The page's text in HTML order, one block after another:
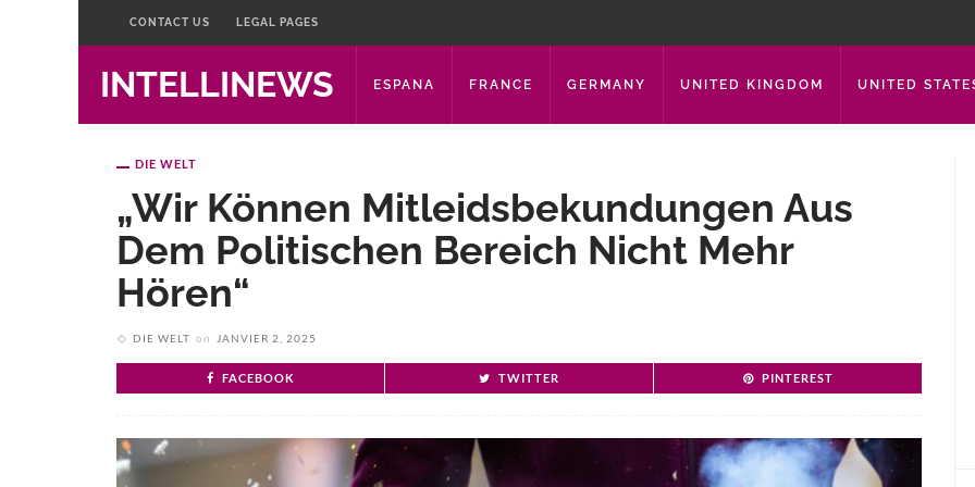
CONTACT US LEGAL PAGES
INTELLINEWS ESPANA FRANCE GERMANY UNITED KINGDOM UNITED
DIE WELT
„Wir Können Mitleidsbekundungen Aus
Dem Politischen Bereich Nicht Mehr
Hören“
DIE WELT on JANVIER 2, 2025
FACEBOOK TWITTER PINTEREST